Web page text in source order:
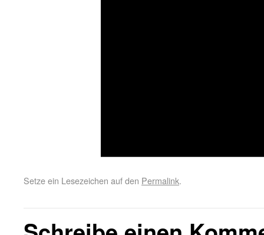
Setze ein Lesezeichen auf den Permalink.